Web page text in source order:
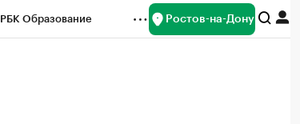
РБК Образование Ростов-на-Дону